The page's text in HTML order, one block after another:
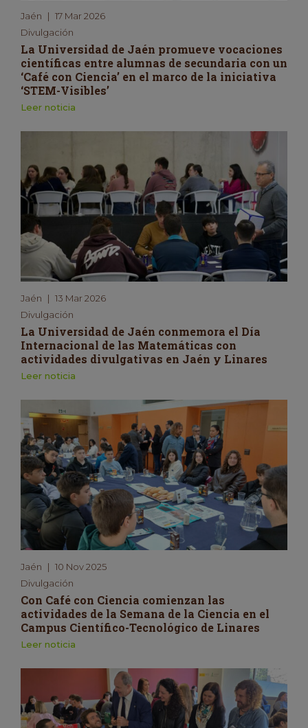
Jaén | 17 Mar 2026
Divulgación
La Universidad de Jaén promueve vocaciones
científicas entre alumnas de secundaria con un
‘Café con Ciencia’ en el marco de la iniciativa
‘STEM-Visibles’
Leer noticia
Jaén | 13 Mar 2026
Divulgación
La Universidad de Jaén conmemora el Día
Internacional de las Matemáticas con
actividades divulgativas en Jaén y Linares
Leer noticia
Jaén | 10 Nov 2025
Divulgación
Con Café con Ciencia comienzan las
actividades de la Semana de la Ciencia en el
Campus Científico-Tecnológico de Linares
Leer noticia